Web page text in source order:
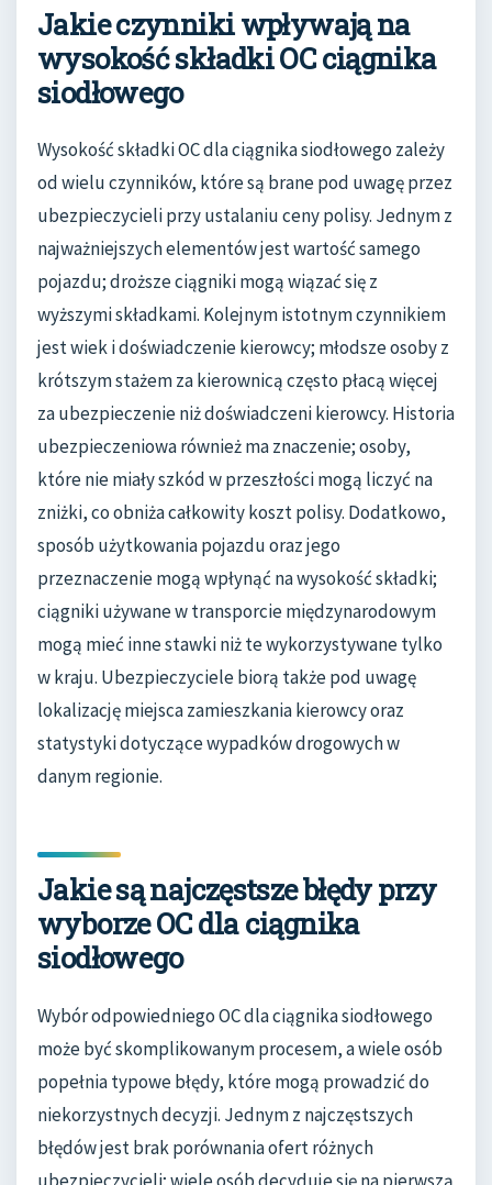
Jakie czynniki wpływają na
wysokość składki OC ciągnika
siodłowego
Wysokość składki OC dla ciągnika siodłowego zależy
od wielu czynników, które są brane pod uwagę przez
ubezpieczycieli przy ustalaniu ceny polisy. Jednym z
najważniejszych elementów jest wartość samego
pojazdu; droższe ciągniki mogą wiązać się z
wyższymi składkami. Kolejnym istotnym czynnikiem
jest wiek i doświadczenie kierowcy; młodsze osoby z
krótszym stażem za kierownicą często płacą więcej
za ubezpieczenie niż doświadczeni kierowcy. Historia
ubezpieczeniowa również ma znaczenie; osoby,
które nie miały szkód w przeszłości mogą liczyć na
zniżki, co obniża całkowity koszt polisy. Dodatkowo,
sposób użytkowania pojazdu oraz jego
przeznaczenie mogą wpłynąć na wysokość składki;
ciągniki używane w transporcie międzynarodowym
mogą mieć inne stawki niż te wykorzystywane tylko
w kraju. Ubezpieczyciele biorą także pod uwagę
lokalizację miejsca zamieszkania kierowcy oraz
statystyki dotyczące wypadków drogowych w
danym regionie.
Jakie są najczęstsze błędy przy
wyborze OC dla ciągnika
siodłowego
Wybór odpowiedniego OC dla ciągnika siodłowego
może być skomplikowanym procesem, a wiele osób
popełnia typowe błędy, które mogą prowadzić do
niekorzystnych decyzji. Jednym z najczęstszych
błędów jest brak porównania ofert różnych